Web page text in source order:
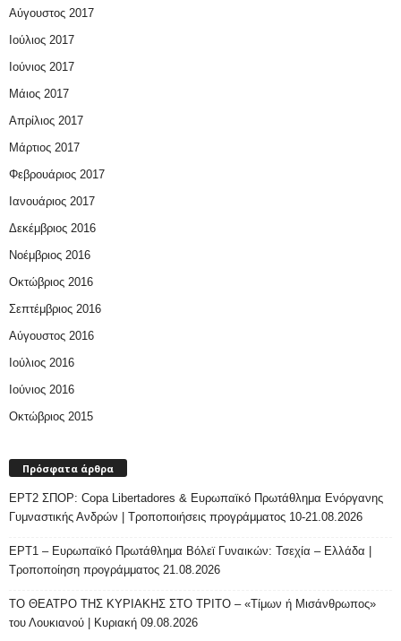
Αύγουστος 2017
Ιούλιος 2017
Ιούνιος 2017
Μάιος 2017
Απρίλιος 2017
Μάρτιος 2017
Φεβρουάριος 2017
Ιανουάριος 2017
Δεκέμβριος 2016
Νοέμβριος 2016
Οκτώβριος 2016
Σεπτέμβριος 2016
Αύγουστος 2016
Ιούλιος 2016
Ιούνιος 2016
Οκτώβριος 2015
Πρόσφατα άρθρα
ΕΡΤ2 ΣΠΟΡ: Copa Libertadores & Ευρωπαϊκό Πρωτάθλημα Ενόργανης
Γυμναστικής Ανδρών | Τροποποιήσεις προγράμματος 10-21.08.2026
ΕΡΤ1 – Ευρωπαϊκό Πρωτάθλημα Βόλεϊ Γυναικών: Τσεχία – Ελλάδα |
Τροποποίηση προγράμματος 21.08.2026
ΤΟ ΘΕΑΤΡΟ ΤΗΣ ΚΥΡΙΑΚΗΣ ΣΤΟ ΤΡΙΤΟ – «Τίμων ή Μισάνθρωπος»
του Λουκιανού | Κυριακή 09.08.2026